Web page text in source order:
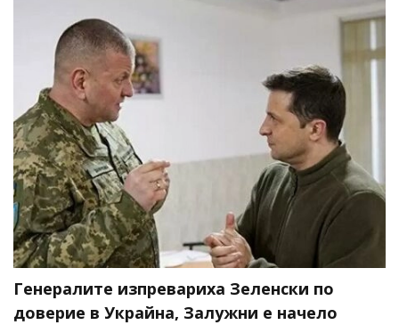
Генералите изпревариха Зеленски по
доверие в Украйна, Залужни е начело